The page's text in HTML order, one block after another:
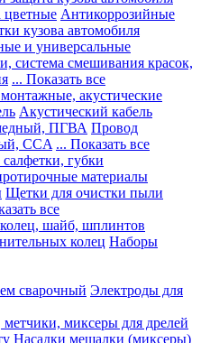
цветные Антикоррозийные
кузова автомобиля
и универсальные
система смешивания красок,
... Показать все
акустические
Акустический кабель
ПГВА Провод
CCA ... Показать все
губки
материалы
Щетки для очистки пыли
все
шайб, шплинтов
колец Наборы
сварочный Электроды для
миксеры для дрелей
Насадки мешалки (миксеры)